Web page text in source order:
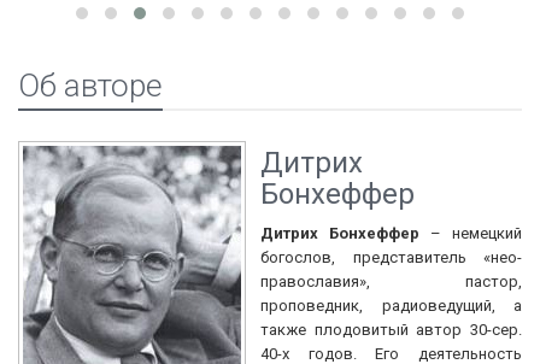
Об авторе
Дитрих
Бонхеффер
Дитрих Бонхеффер – немецкий
богослов, представитель «нео-
православия», пастор,
проповедник, радиоведущий, а
также плодовитый автор 30-сер.
40-х годов. Его деятельность